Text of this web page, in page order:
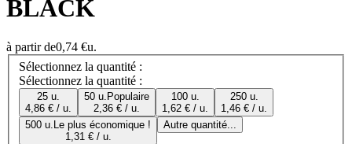
BLACK
à partir de0,74 €u.
Sélectionnez la quantité :
Sélectionnez la quantité :
25 u.
4,86 € / u.
50 u. Populaire
2,36 € / u.
100 u.
1,62 € / u.
250 u.
1,46 € / u.
500 u. Le plus économique !
1,31 € / u.
Autre quantité...